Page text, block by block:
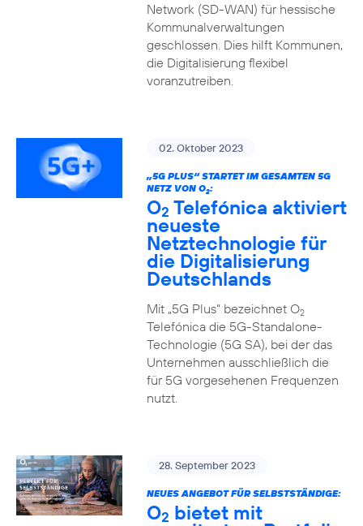
Network (SD-WAN) für hessische
Kommunalverwaltungen
geschlossen. Dies hilft Kommunen,
die Digitalisierung flexibel
voranzutreiben.
02. Oktober 2023
„5G PLUS“ STARTET IM GESAMTEN 5G
NETZ VON O2:
O2 Telefónica aktiviert
neueste
Netztechnologie für
die Digitalisierung
Deutschlands
Mit „5G Plus“ bezeichnet O2
Telefónica die 5G-Standalone-
Technologie (5G SA), bei der das
Unternehmen ausschließlich die
für 5G vorgesehenen Frequenzen
nutzt.
28. September 2023
NEUES ANGEBOT FÜR SELBSTSTÄNDIGE:
O2 bietet mit